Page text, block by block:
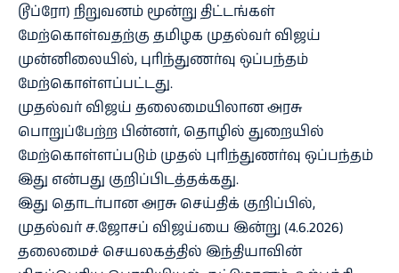
டூப்ரோ) நிறுவனம் மூன்று திட்டங்கள்
மேற்கொள்வதற்கு தமிழக முதல்வர் விஜய்
முன்னிலையில், புரிந்துணர்வு ஒப்பந்தம்
மேற்கொள்ளப்பட்டது.
முதல்வர் விஜய் தலைமையிலான அரசு
பொறுப்பேற்ற பின்னர், தொழில் துறையில்
மேற்கொள்ளப்படும் முதல் புரிந்துணர்வு ஒப்பந்தம்
இது என்பது குறிப்பிடத்தக்கது.
இது தொடர்பான அரசு செய்திக் குறிப்பில்,
முதல்வர் ச.ஜோசப் விஜய்யை இன்று (4.6.2026)
தலைமைச் செயலகத்தில் இந்தியாவின்